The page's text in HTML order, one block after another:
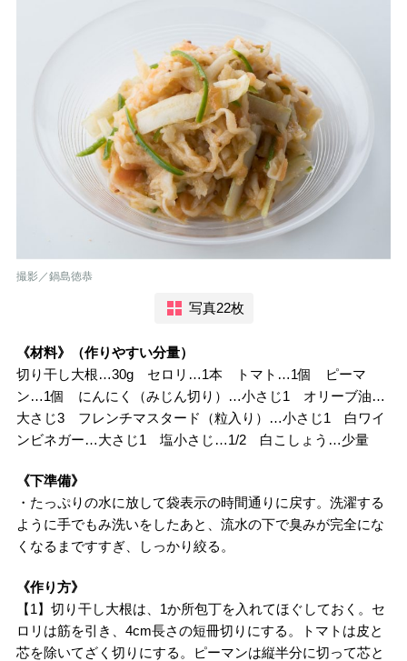
撮影／鍋島徳恭
写真22枚
《材料》（作りやすい分量）
切り干し大根…30g セロリ…1本 トマト…1個 ピーマ
ン…1個 にんにく（みじん切り）…小さじ1 オリーブ油…
大さじ3 フレンチマスタード（粒入り）…小さじ1 白ワイ
ンビネガー…大さじ1 塩小さじ…1/2 白こしょう…少量
《下準備》
・たっぷりの水に放して袋表示の時間通りに戻す。洗濯する
ように手でもみ洗いをしたあと、流水の下で臭みが完全にな
くなるまですすぎ、しっかり絞る。
《作り方》
【1】切り干し大根は、1か所包丁を入れてほぐしておく。セ
ロリは筋を引き、4cm長さの短冊切りにする。トマトは皮と
芯を除いてざく切りにする。ピーマンは縦半分に切って芯と